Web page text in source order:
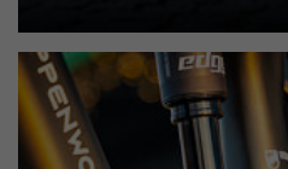
zjistit